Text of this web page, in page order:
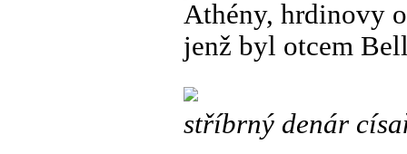
Athény, hrdinovy
jenž byl otcem
stříbrný denár